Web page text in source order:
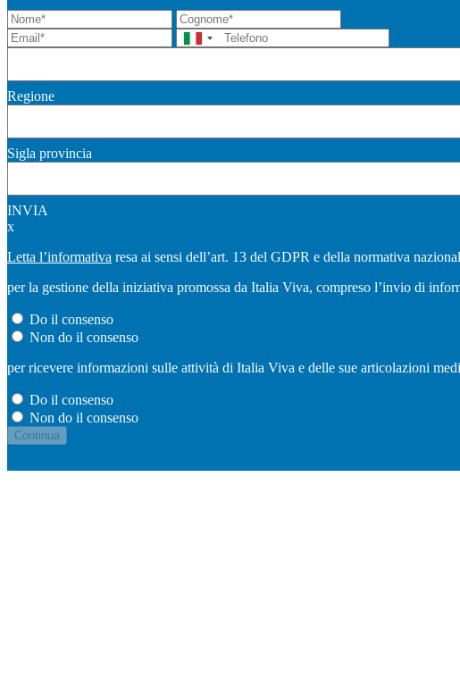
Regione
Sigla provincia
INVIA
x
Letta l’informativa resa ai sensi dell’art. 13 del GDPR e della normativa
per la gestione della iniziativa promossa da Italia Viva, compreso l’invio di
Do il consenso
Non do il consenso
per ricevere informazioni sulle attività di Italia Viva e delle sue articolazioni
Do il consenso
Non do il consenso